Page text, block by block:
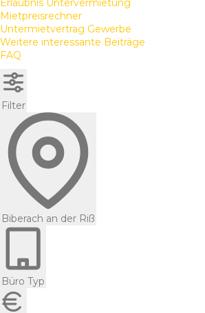
Erlaubnis Untervermietung
Mietpreisrechner
Untermietvertrag Gewerbe
Weitere interessante Beiträge
FAQ
Filter
Biberach an der Riß
Büro Typ